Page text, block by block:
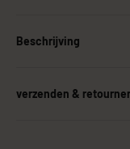
Beschrijving
verzenden &